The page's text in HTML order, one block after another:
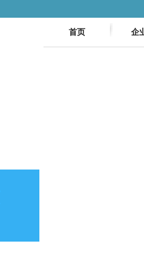
首页 企